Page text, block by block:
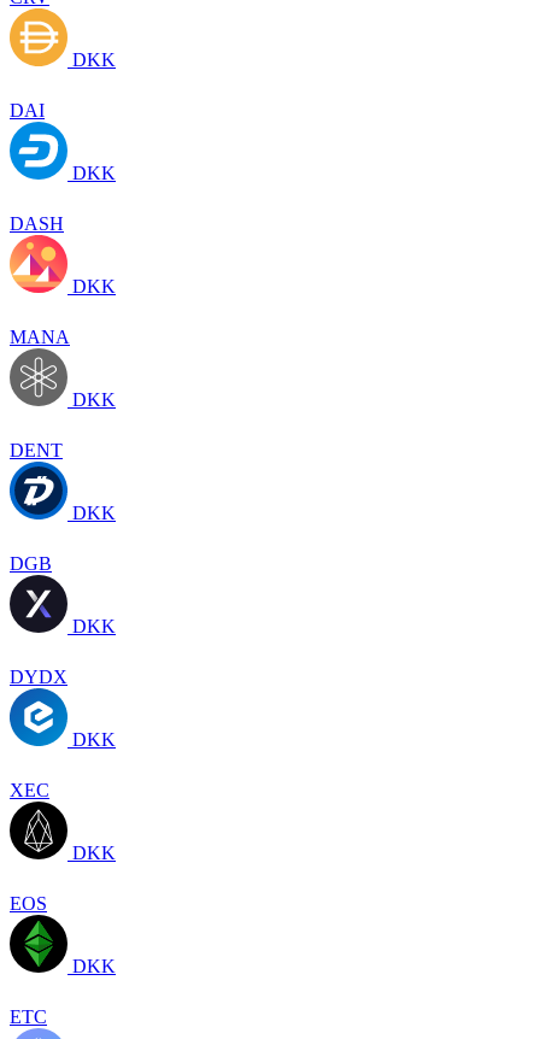
DKK
DAI
DKK
DASH
DKK
MANA
DKK
DENT
DKK
DGB
DKK
DYDX
DKK
XEC
DKK
EOS
DKK
ETC